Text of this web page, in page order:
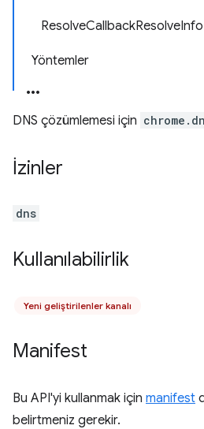
ResolveCallbackResolveInfo
Yöntemler
DNS çözümlemesi için
İzinler
dns
Kullanılabilirlik
Yeni geliştirilenler kanalı
Manifest
Bu API'yi kullanmak için manifest
belirtmeniz gerekir.